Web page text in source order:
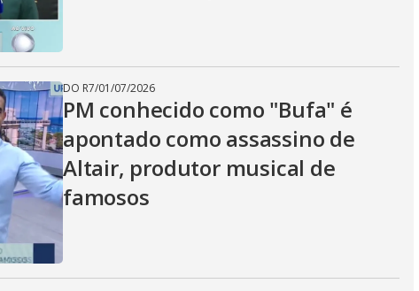
e
oDO R7/01/07/2026
PM conhecido como "Bufa" é
apontado como assassino de
Altair, produtor musical de
famosos